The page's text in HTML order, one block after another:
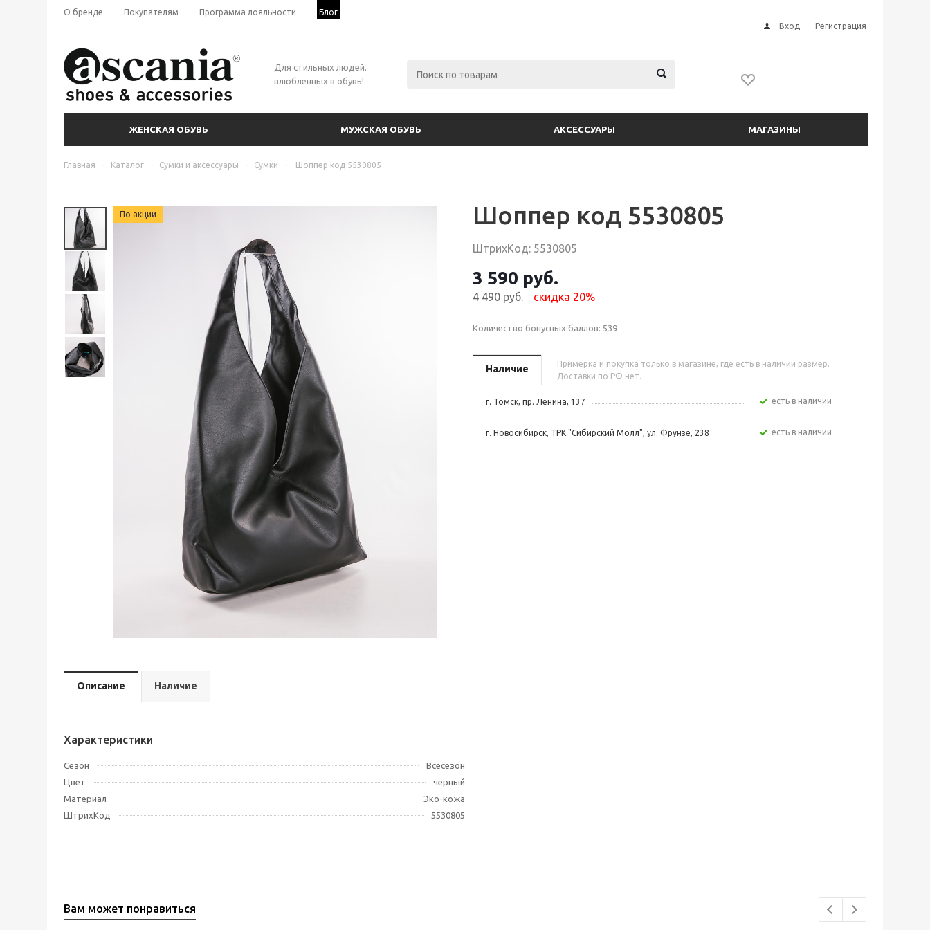
О бренде Покупателям Программа лояльности
Блог
Вход
Регистрация
Для стильных людей.
влюбленных в обувь!
ЖЕНСКАЯ ОБУВЬ МУЖСКАЯ ОБУВЬ АКСЕССУАРЫ МАГАЗИНЫ
Главная - Каталог - Сумки и аксессуары - Сумки - Шоппер код 5530805
По акции Шоппер код 5530805
ШтрихКод: 5530805
3 590 руб.
4 490 руб. скидка 20%
Количество бонусных баллов: 539
Наличие
Примерка и покупка только в магазине, где есть в наличии размер.
Доставки по РФ нет.
г. Томск, пр. Ленина, 137 Есть в наличии
г. Новосибирск, ТРК "Сибирский Молл", ул. Фрунзе, 238 Есть в наличии
Описание Наличие
Характеристики
Сезон
Всесезон
Цвет
черный
Материал
Эко-кожа
ШтрихКод
5530805
Вам может понравиться